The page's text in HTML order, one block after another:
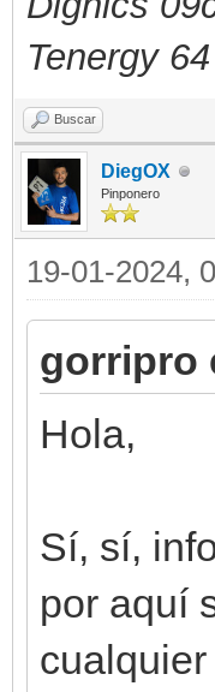
Tenergy 64
Buscar
DiegOX
Pinponero
19-01-2024,
gorripro
Hola,
Sí, sí,
por aquí